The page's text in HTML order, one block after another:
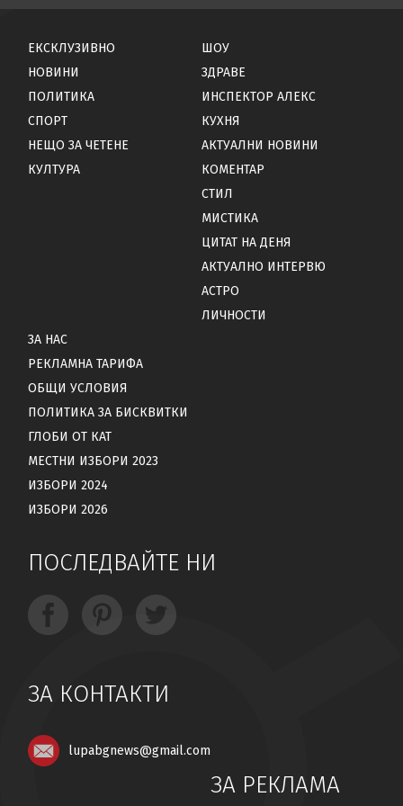
ЕКСКЛУЗИВНО
НОВИНИ
ПОЛИТИКА
СПОРТ
НЕЩО ЗА ЧЕТЕНЕ
КУЛТУРА
ШОУ
ЗДРАВЕ
ИНСПЕКТОР АЛЕКС
КУХНЯ
АКТУАЛНИ НОВИНИ
КОМЕНТАР
СТИЛ
МИСТИКА
ЦИТАТ НА ДЕНЯ
АКТУАЛНО ИНТЕРВЮ
АСТРО
ЛИЧНОСТИ
ЗА НАС
РЕКЛАМНА ТАРИФА
ОБЩИ УСЛОВИЯ
ПОЛИТИКА ЗА БИСКВИТКИ
ГЛОБИ ОТ КАТ
МЕСТНИ ИЗБОРИ 2023
ИЗБОРИ 2024
ИЗБОРИ 2026
ПОСЛЕДВАЙТЕ НИ
ЗА КОНТАКТИ
lupabgnews@gmail.com
ЗА РЕКЛАМА